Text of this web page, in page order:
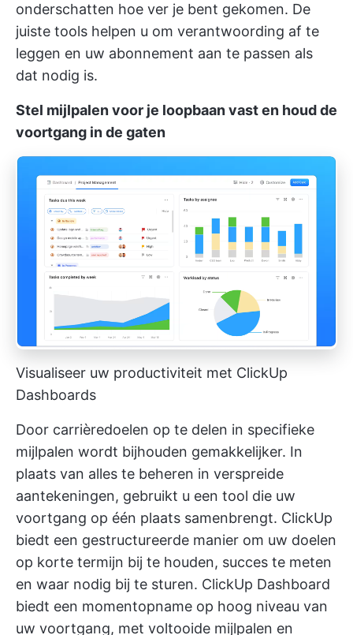
onderschatten hoe ver je bent gekomen. De
juiste tools helpen u om verantwoording af te
leggen en uw abonnement aan te passen als
dat nodig is.
Stel mijlpalen voor je loopbaan vast en houd de
voortgang in de gaten
Visualiseer uw productiviteit met ClickUp
Dashboards
Door carrièredoelen op te delen in specifieke
mijlpalen wordt bijhouden gemakkelijker. In
plaats van alles te beheren in verspreide
aantekeningen, gebruikt u een tool die uw
voortgang op één plaats samenbrengt. ClickUp
biedt een gestructureerde manier om uw doelen
op korte termijn bij te houden, succes te meten
en waar nodig bij te sturen. ClickUp Dashboard
biedt een momentopname op hoog niveau van
uw voortgang, met voltooide mijlpalen en